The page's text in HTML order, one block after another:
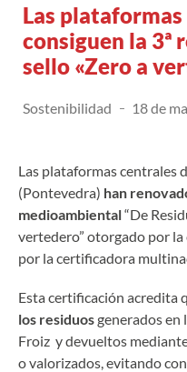
Las
consiguen la 3ª
sello «Zero a
Sostenibilidad 18 de
Las plataformas centrales
(Pontevedra) han
medioambiental“De
vertedero” otorgado por
por la certificadora
Esta certificación acredita
los residuosgenerados
Froiz y devueltos
o valorizados, evitando